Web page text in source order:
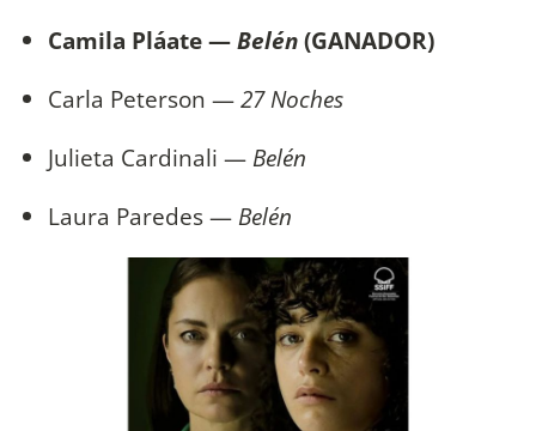
Camila Pláate —Belén(GANADOR)
Carla Peterson —27 Noches
Julieta Cardinali — Belén
Laura Paredes — Belén